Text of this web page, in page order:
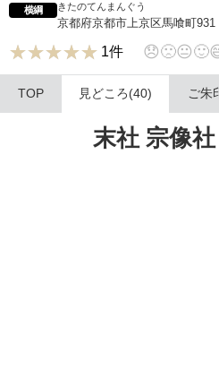
横綱 きたのてんまんぐう
京都府京都市上京区馬喰町931
★★★★★
★★★★★ 1件 😞🙁😐🙂
TOP 見どころ(40) ご朱
末社 宗像